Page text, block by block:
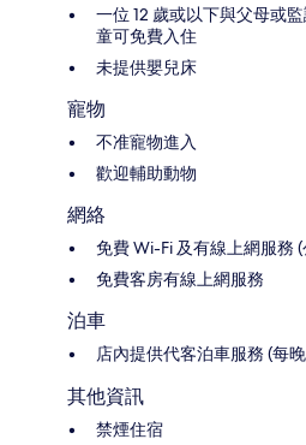
一位 12 歲或以下與父母或
童可免費入住
未提供嬰兒床
寵物
不准寵物進入
歡迎輔助動物
網絡
免費 Wi-Fi 及有線上網服務
免費客房有線上網服務
泊車
店內提供代客泊車服務 (每
其他資訊
禁煙住宿